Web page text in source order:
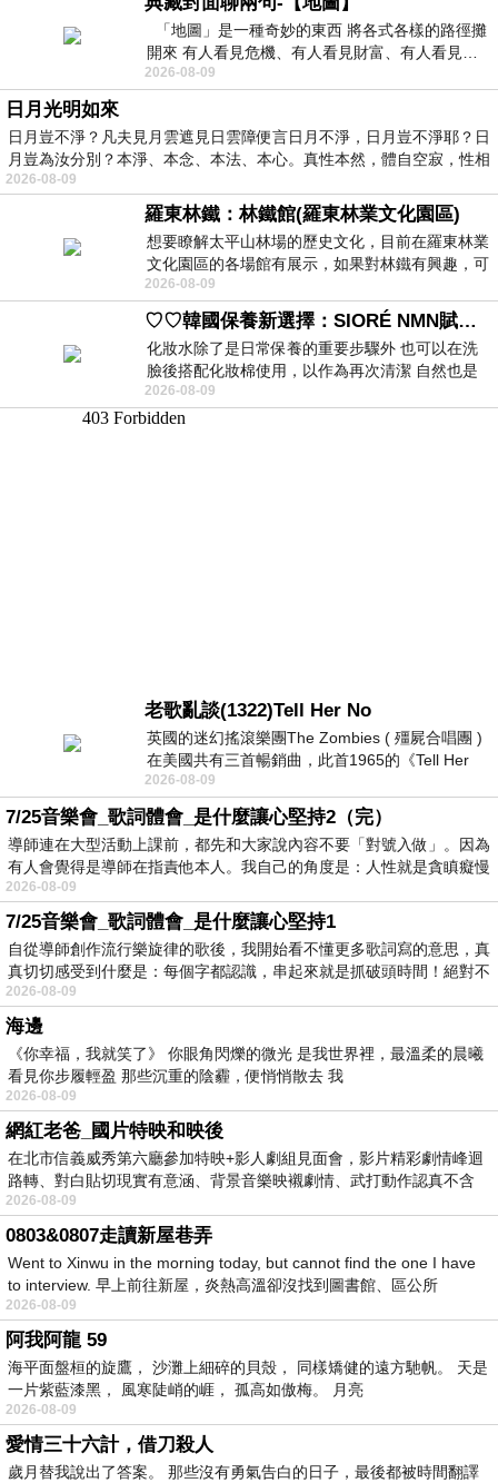
「地圖」是一種奇妙的東西 將各式各樣的路徑攤
開來 有人看見危機、有人看見財富、有人看見…
從中可以發掘出不同的
2026-08-09
日月光明如來
日月豈不淨？凡夫見月雲遮見日雲障便言日月不淨，日月豈不淨耶？日
月豈為汝分別？本淨、本念、本法、本心。真性本然，體自空寂，性相
2026-08-09
羅東林鐵：林鐵館(羅東林業文化園區)
想要瞭解太平山林場的歷史文化，目前在羅東林業
文化園區的各場館有展示，如果對林鐵有興趣，可
以到林鐵館。 這裡展示從山下
2026-08-09
♡♡韓國保養新選擇：SIORÉ NMN賦活泡泡化妝水♡♡
化妝水除了是日常保養的重要步驟外 也可以在洗
臉後搭配化妝棉使用，以作為再次清潔 自然也是
我的保養必備品項 不過，我對於化妝
2026-08-09
老歌亂談(1322)Tell Her No
英國的迷幻搖滾樂團The Zombies ( 殭屍合唱團 )
在美國共有三首暢銷曲，此首1965的《Tell Her
No》即為其中之一，在告示牌百大單曲
2026-08-09
7/25音樂會_歌詞體會_是什麼讓心堅持2（完）
導師連在大型活動上課前，都先和大家說內容不要「對號入做」。因為
有人會覺得是導師在指責他本人。我自己的角度是：人性就是貪瞋癡慢
2026-08-09
7/25音樂會_歌詞體會_是什麼讓心堅持1
自從導師創作流行樂旋律的歌後，我開始看不懂更多歌詞寫的意思，真
真切切感受到什麼是：每個字都認識，串起來就是抓破頭時間！絕對不
2026-08-09
海邊
《你幸福，我就笑了》 你眼角閃爍的微光 是我世界裡，最溫柔的晨曦
看見你步履輕盈 那些沉重的陰霾，便悄悄散去 我
2026-08-09
網紅老爸_國片特映和映後
在北市信義威秀第六廳參加特映+影人劇組見面會，影片精彩劇情峰迴
路轉、對白貼切現實有意涵、背景音樂映襯劇情、武打動作認真不含
糊、
2026-08-09
0803&0807走讀新屋巷弄
Went to Xinwu in the morning today, but cannot find the one I have
to interview. 早上前往新屋，炎熱高溫卻沒找到圖書館、區公所
2026-08-09
阿我阿龍 59
海平面盤桓的旋鷹， 沙灘上細碎的貝殼， 同樣矯健的遠方馳帆。 天是
一片紫藍漆黑， 風寒陡峭的崕， 孤高如傲梅。 月亮
2026-08-09
愛情三十六計，借刀殺人
歲月替我說出了答案。 那些沒有勇氣告白的日子，最後都被時間翻譯